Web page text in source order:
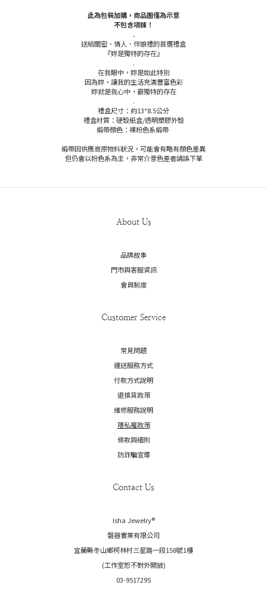
此為包裝加購，商品圖僅為示意
不包含項鍊！
.
送給閨密、情人、伴娘禮的首選禮盒
『妳是獨特的存在』
.
在我眼中，妳是如此特別
因為妳，讓我的生活充滿豐富色彩
妳就是我心中，最獨特的存在
.
禮盒尺寸：約13*8.5公分
禮盒材質：硬殼紙盒/透明塑膠外殼
緞帶顏色：裸粉色系緞帶
緞帶因供應商原物料狀況，可能會有略有顏色差異
但仍會以粉色系為主，非常介意色差者請誤下單
About Us
品牌故事
門市與客服資訊
會員制度
Customer Service
常見問題
運送服務方式
付款方式說明
退換貨政策
維修服務說明
隱私權政策
條款與細則
防詐騙宣導
Contact Us
Isha Jewelry®️
磐器實業有限公司
宜蘭縣冬山鄉柯林村三星路一段158號1樓
(工作室恕不對外開放)
03-9517295